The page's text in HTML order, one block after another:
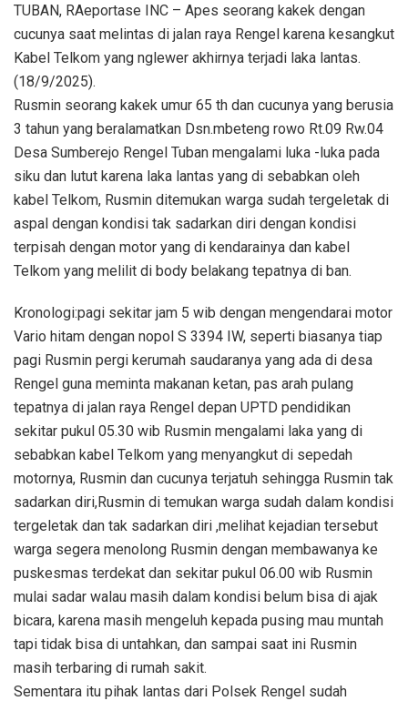
TUBAN, RAeportase INC – Apes seorang kakek dengan
cucunya saat melintas di jalan raya Rengel karena kesangkut
Kabel Telkom yang nglewer akhirnya terjadi laka lantas.
(18/9/2025).
Rusmin seorang kakek umur 65 th dan cucunya yang berusia
3 tahun yang beralamatkan Dsn.mbeteng rowo Rt.09 Rw.04
Desa Sumberejo Rengel Tuban mengalami luka -luka pada
siku dan lutut karena laka lantas yang di sebabkan oleh
kabel Telkom, Rusmin ditemukan warga sudah tergeletak di
aspal dengan kondisi tak sadarkan diri dengan kondisi
terpisah dengan motor yang di kendarainya dan kabel
Telkom yang melilit di body belakang tepatnya di ban.
Kronologi:pagi sekitar jam 5 wib dengan mengendarai motor
Vario hitam dengan nopol S 3394 IW, seperti biasanya tiap
pagi Rusmin pergi kerumah saudaranya yang ada di desa
Rengel guna meminta makanan ketan, pas arah pulang
tepatnya di jalan raya Rengel depan UPTD pendidikan
sekitar pukul 05.30 wib Rusmin mengalami laka yang di
sebabkan kabel Telkom yang menyangkut di sepedah
motornya, Rusmin dan cucunya terjatuh sehingga Rusmin tak
sadarkan diri,Rusmin di temukan warga sudah dalam kondisi
tergeletak dan tak sadarkan diri ,melihat kejadian tersebut
warga segera menolong Rusmin dengan membawanya ke
puskesmas terdekat dan sekitar pukul 06.00 wib Rusmin
mulai sadar walau masih dalam kondisi belum bisa di ajak
bicara, karena masih mengeluh kepada pusing mau muntah
tapi tidak bisa di untahkan, dan sampai saat ini Rusmin
masih terbaring di rumah sakit.
Sementara itu pihak lantas dari Polsek Rengel sudah